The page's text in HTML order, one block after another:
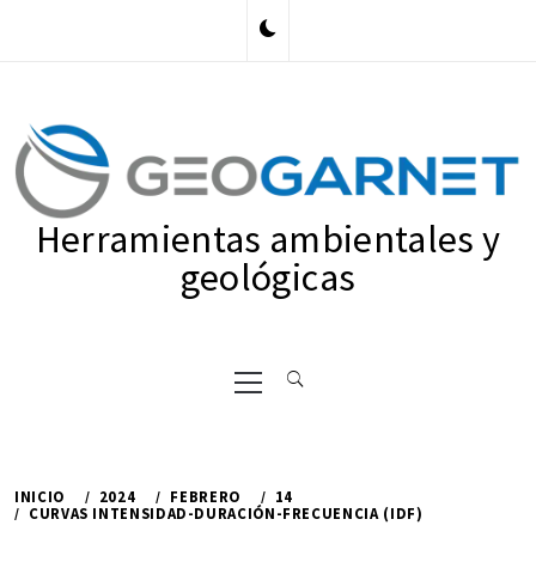
Herramientas ambientales y
geológicas
Menú
principal
INICIO 2024 FEBRERO
14
CURVAS INTENSIDAD-DURACIÓN-FRECUENCIA (IDF)